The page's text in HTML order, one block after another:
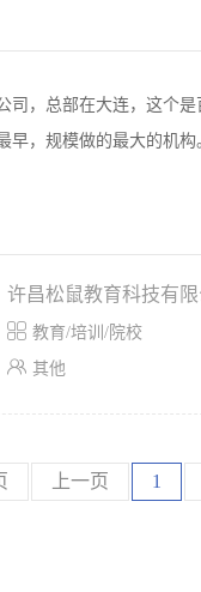
，总部在大连，这个
，规模做的最大的机构
许昌松鼠教育科技有限
 教育/培训/院校
 其他
上一页 1